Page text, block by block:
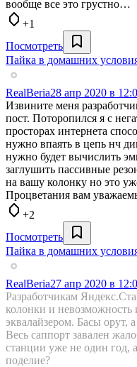
вообще все это грустно…
+1
Посмотреть
Пайка в домашних
RealBeria28 апр 2020 в
Извините меня
пост. Поторопился я с
просторах интернета
нужно впаять в цепь нч
нужно будет вычислить
заглушить пассивные
на вашу колонку но это
Процветания вам
+2
Посмотреть
Пайка в домашних
RealBeria27 апр 2020 в
Разработчикам
колонки и невозможность
эквалайзером. Басы орут,
Весь саппорт завален
станции уже не один год,
поделие?